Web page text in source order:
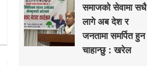
समाजको सेवामा सधै
लागे अब देश र
जनतामा समर्पित हुन
चाहान्छु : खरेल